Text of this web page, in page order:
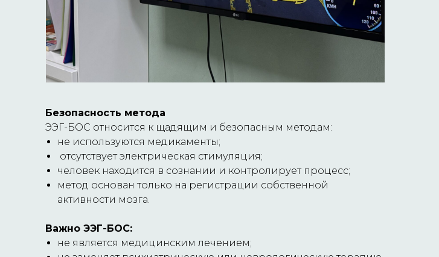
Безопасность метода
ЭЭГ-БОС относится к щадящим и безопасным методам:
не используются медикаменты;
отсутствует электрическая стимуляция;
человек находится в сознании и контролирует процесс;
метод основан только на регистрации собственной
активности мозга.
Важно ЭЭГ-БОС:
не является медицинским лечением;